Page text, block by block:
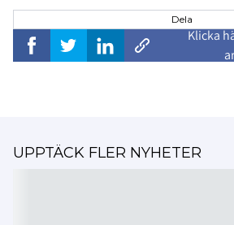
Dela
Klicka
UPPTÄCK FLER NYHETER